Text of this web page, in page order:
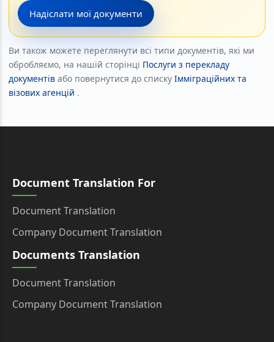
Надіслати мої документи
Ви також можете переглянути всі типи документів, які ми
обробляємо, на нашій сторінці Послуги з перекладу
документів або повернутися до списку Імміграційних та
візових агенцій .
Document Translation For
Document Translation
Company Document Translation
Documents Translation
Document Translation
Company Document Translation